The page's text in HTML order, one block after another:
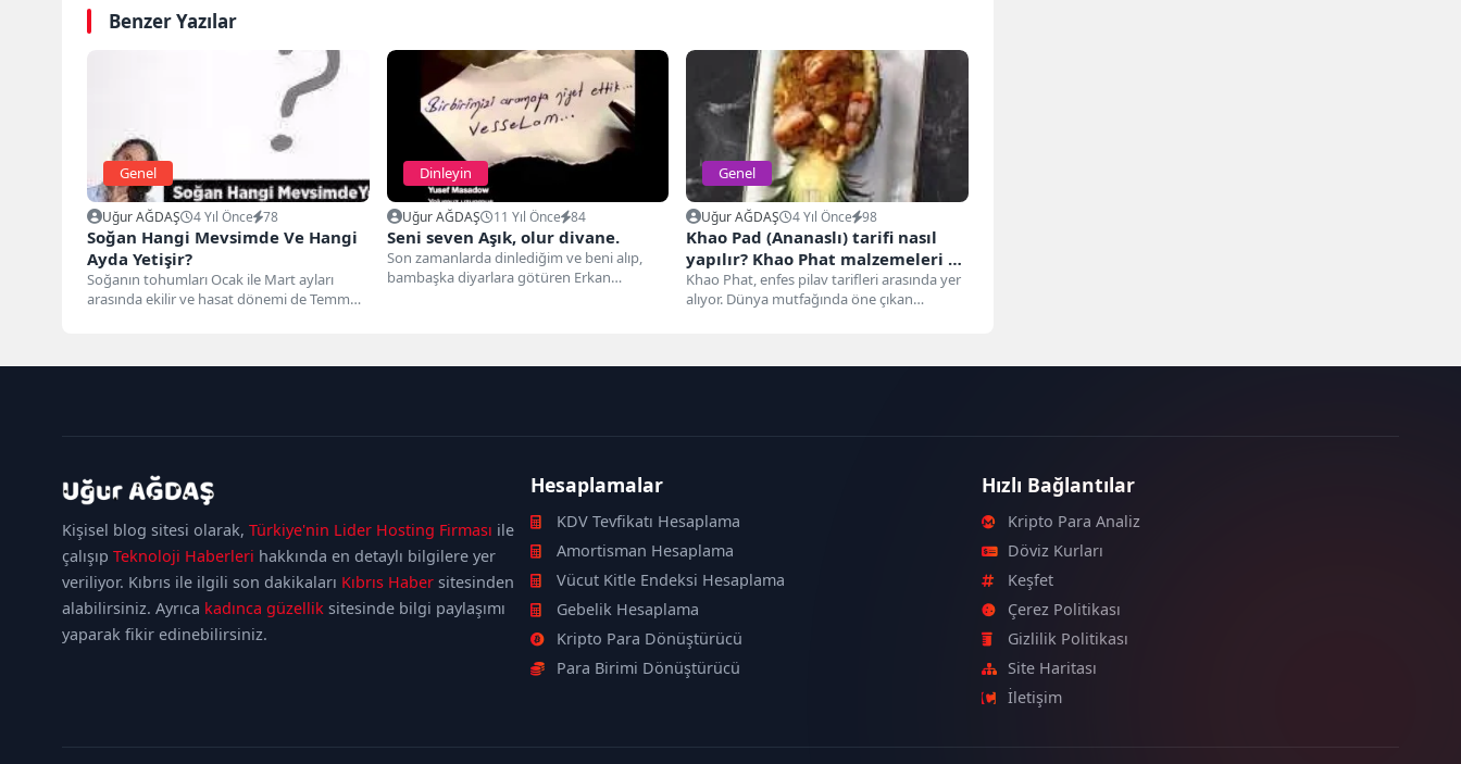
Benzer Yazılar
Genel
Uğur AĞDAŞ 4 Yıl Önce 78
Soğan Hangi Mevsimde Ve Hangi
Ayda Yetişir?
Soğanın tohumları Ocak ile Mart ayları
arasında ekilir ve hasat dönemi de Temmuz
Dinleyin
Uğur AĞDAŞ 11 Yıl Önce 84
Seni seven Aşık, olur divane.
Son zamanlarda dinlediğim ve beni alıp,
bambaşka diyarlara götüren Erkan
Genel
Uğur AĞDAŞ 4 Yıl Önce 98
Khao Pad (Ananaslı) tarifi nasıl
yapılır? Khao Phat malzemeleri ve
yapılışı
Khao Phat, enfes pilav tarifleri arasında yer
alıyor. Dünya mutfağında öne çıkan
Kişisel blog sitesi olarak, Türkiye'nin Lider Hosting Firması ile
çalışıp Teknoloji Haberleri hakkında en detaylı bilgilere yer
veriliyor. Kıbrıs ile ilgili son dakikaları Kıbrıs Haber sitesinden
alabilirsiniz. Ayrıca kadınca güzellik sitesinde bilgi paylaşımı
yaparak fikir edinebilirsiniz.
kadıköy
escortmaltepe
escort ataşehir
escortümraniye
escort
Hesaplamalar
KDV Tevfikatı Hesaplama
Amortisman Hesaplama
Vücut Kitle Endeksi Hesaplama
Gebelik Hesaplama
Kripto Para Dönüştürücü
Para Birimi Dönüştürücü
Hızlı Bağlantılar
Kripto Para Analiz
Döviz Kurları
Keşfet
Çerez Politikası
Gizlilik Politikası
Site Haritası
İletişim